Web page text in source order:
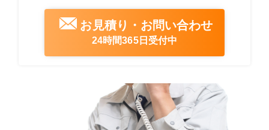
お見積り・お問い合わせ
24時間365日受付中